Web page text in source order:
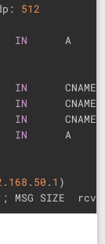
512
IN
      A
IN
CNAME
IN
CNAME
IN
CNAME
IN
. 168 . 50 . 1 )
MSG SIZE